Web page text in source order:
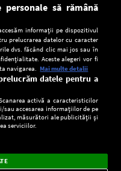
×
să rămână
informații pe dispozitivul
prelucrarea datelor cu caracter
dvs. făcând clic mai jos sau în
Aceste alegeri vor fi
navigarea. Mai multe detalii
datele pentru a
activă a caracteristicilor
accesarea informațiilor de pe
măsurători ale publicității și
serviciilor.